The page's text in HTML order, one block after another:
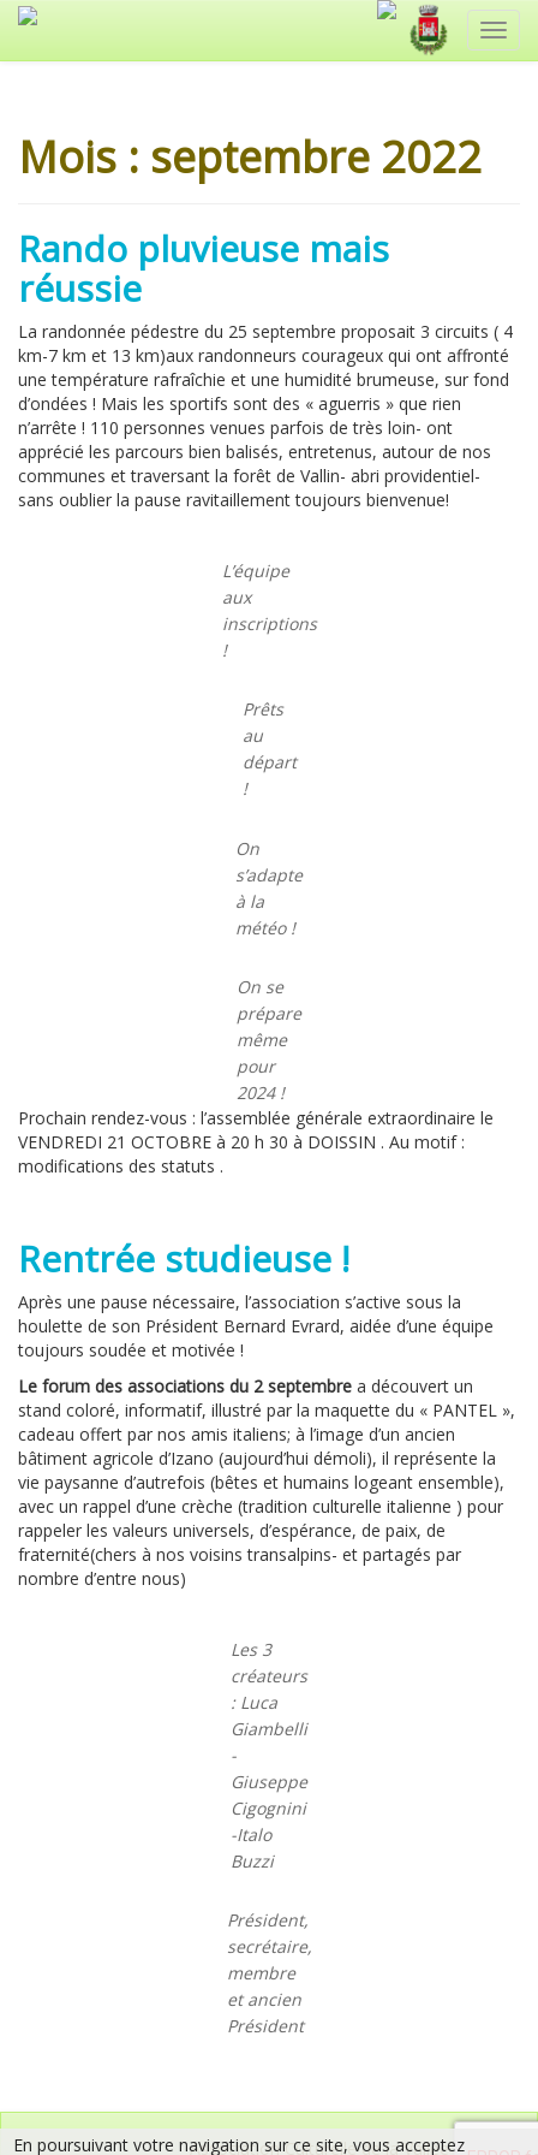
Mois : septembre 2022
Rando pluvieuse mais
réussie
La randonnée pédestre du 25 septembre proposait 3 circuits ( 4
km-7 km et 13 km)aux randonneurs courageux qui ont affronté
une température rafraîchie et une humidité brumeuse, sur fond
d’ondées ! Mais les sportifs sont des « aguerris » que rien
n’arrête ! 110 personnes venues parfois de très loin- ont
apprécié les parcours bien balisés, entretenus, autour de nos
communes et traversant la forêt de Vallin- abri providentiel-
sans oublier la pause ravitaillement toujours bienvenue!
L’équipe
aux
inscriptions
!
Prêts
au
départ
!
On
s’adapte
à la
météo !
On se
prépare
même
pour
2024 !
Prochain rendez-vous : l’assemblée générale extraordinaire le
VENDREDI 21 OCTOBRE à 20 h 30 à DOISSIN . Au motif :
modifications des statuts .
Rentrée studieuse !
Après une pause nécessaire, l’association s’active sous la
houlette de son Président Bernard Evrard, aidée d’une équipe
toujours soudée et motivée !
Le forum des associations du 2 septembre a découvert un
stand coloré, informatif, illustré par la maquette du « PANTEL »,
cadeau offert par nos amis italiens; à l’image d’un ancien
bâtiment agricole d’Izano (aujourd’hui démoli), il représente la
vie paysanne d’autrefois (bêtes et humains logeant ensemble),
avec un rappel d’une crèche (tradition culturelle italienne ) pour
rappeler les valeurs universels, d’espérance, de paix, de
fraternité(chers à nos voisins transalpins- et partagés par
nombre d’entre nous)
Les 3
créateurs
: Luca
Giambelli
-
Giuseppe
Cigognini
-Italo
Buzzi
Président,
secrétaire,
membre
et ancien
Président
Association Culturelle de la Vallée de l’Hien
En poursuivant votre navigation sur ce site, vous acceptez